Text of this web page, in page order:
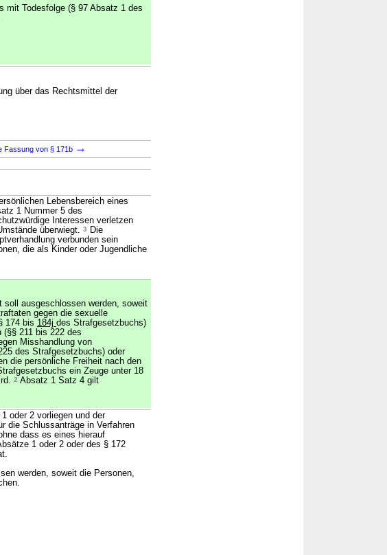
mit Todesfolge (§ 97 Absatz 1 des
über das Rechtsmittel der
Fassung von § 171b →
Lebensbereich eines
1 Nummer 5 des
Interessen verletzen
überwiegt. 3
Die
verbunden sein
die als Kinder oder Jugendliche
soll ausgeschlossen werden, soweit
gegen die sexuelle
174 bis 184j des Strafgesetzbuchs)
(§§ 211 bis 222 des
Misshandlung von
des Strafgesetzbuchs) oder
die persönliche Freiheit nach den
ein Zeuge unter 18
2 Absatz 1 Satz 4 gilt
oder 2 vorliegen und der
die Schlussanträge in Verfahren
dass es eines hierauf
1 oder 2 oder des § 172
werden, soweit die Personen,